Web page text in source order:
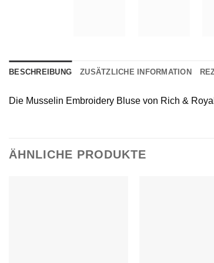
BESCHREIBUNG ZUSÄTZLICHE INFORMATION
Die Musselin Embroidery Bluse von Rich &
ÄHNLICHE PRODUKTE